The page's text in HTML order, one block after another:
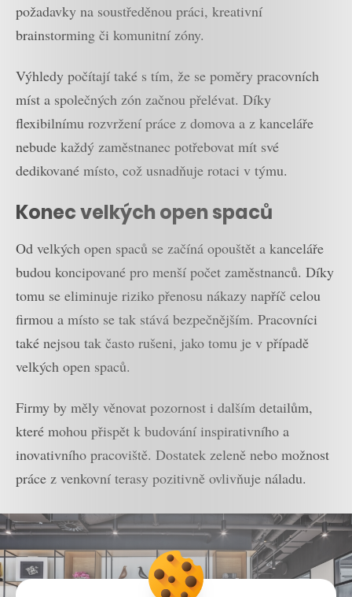
požadavky na soustředěnou práci, kreativní
brainstorming či komunitní zóny.
Výhledy počítají také s tím, že se poměry pracovních
míst a společných zón začnou přelévat. Díky
flexibilnímu rozvržení práce z domova a z kanceláře
nebude každý zaměstnanec potřebovat mít své
dedikované místo, což usnadňuje rotaci v týmu.
Konec velkých open spaců
Od velkých open spaců se začíná opouštět a kanceláře
budou koncipované pro menší počet zaměstnanců. Díky
tomu se eliminuje riziko přenosu nákazy napříč celou
firmou a místo se tak stává bezpečnějším. Pracovníci
také nejsou tak často rušeni, jako tomu je v případě
velkých open spaců.
Firmy by měly věnovat pozornost i dalším detailům,
které mohou přispět k budování inspirativního a
inovativního pracoviště. Dostatek zeleně nebo možnost
práce z venkovní terasy pozitivně ovlivňuje náladu.